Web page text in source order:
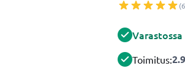
Varastossa
Toimitus: